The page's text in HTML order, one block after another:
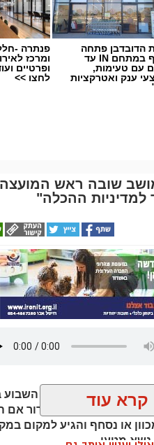
הדובדבן פתחה
סניף במתחם IN עד
עם טעימות,
ענק ואטרקציות
המשפחה
פנתרה -
ומרכז
ופרטיים
לחצו >>
שובה ראש
למדיניות ההכלה"
עזה אותר במהלך סוף
בשלב זה עדיין לא ברור אם
או נסחף והגיע למקום
נשא מטען.
קרא עוד